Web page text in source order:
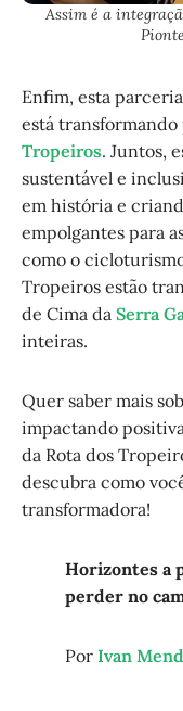
Assim é a
Enfim, esta
está
Tropeiros. Juntos,
sustentável e
em história e
empolgantes para
como o
Tropeiros estão
de Cima da Serra
inteiras.
Quer saber mais
impactando
da Rota dos
descubra como
transformadora!
Horizontes a
perder no
Por Ivan